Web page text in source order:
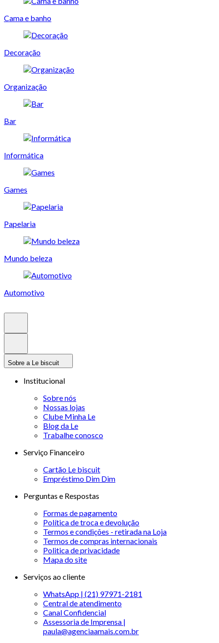
Cama e banho
Decoração
Organização
Bar
Informática
Games
Papelaria
Mundo beleza
Automotivo
Sobre a Le biscuit
Institucional
Sobre nós
Nossas lojas
Clube Minha Le
Blog da Le
Trabalhe conosco
Serviço Financeiro
Cartão Le biscuit
Empréstimo Dim Dim
Perguntas e Respostas
Formas de pagamento
Política de troca e devolução
Termos e condições - retirada na Loja
Termos de compras internacionais
Politica de privacidade
Mapa do site
Serviços ao cliente
WhatsApp | (21) 97971-2181
Central de atendimento
Canal Confidencial
Assessoria de Imprensa |
paula@agenciaamais.com.br